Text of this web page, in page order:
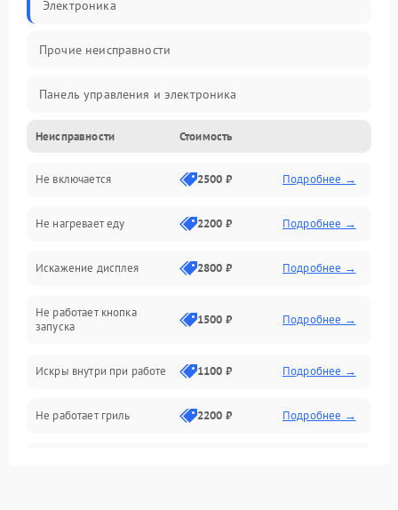
Электроника
Прочие неисправности
Панель управления и электроника
Дверца и корпус
Механика и внутренние элементы
Механические повреждения
Питание и запуск
Нагрев и приготовление
Программное обеспечение
Неисправности Стоимость
Не включается 2500 ₽ Подробнее →
Не нагревает еду 2200 ₽ Подробнее →
Искажение дисплея 2800 ₽ Подробнее →
Не работает кнопка
запуска
1500 ₽ Подробнее →
Искры внутри при работе 1100 ₽ Подробнее →
Не работает гриль 2200 ₽ Подробнее →